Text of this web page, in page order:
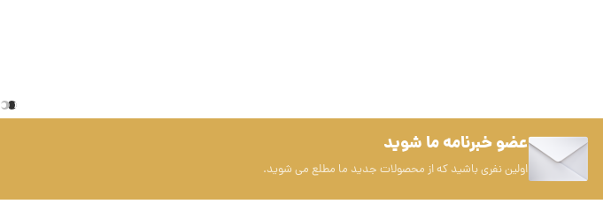
عضو خبرنامه ما شوید
اولین نفری باشید که از محصولات جدید ما مطلع می شوید.